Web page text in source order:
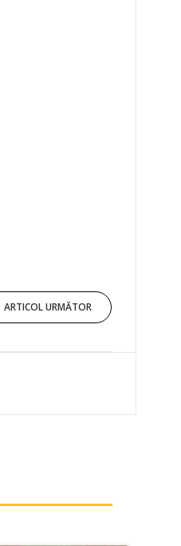
ARTICOL URMĂTOR